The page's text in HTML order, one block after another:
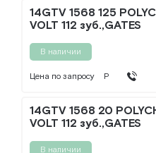
14GTV 1568 125
VOLT 112 зуб.,GATES
В наличии
Цена по запросу Р
14GTV 1568 20
VOLT 112 зуб.,GATES
В наличии